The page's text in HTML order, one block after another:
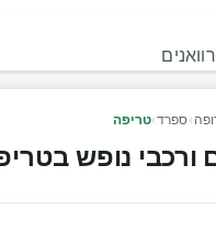
›ספרד›טריפה
נופש